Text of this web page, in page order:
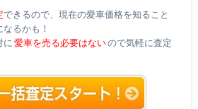
できるので、現在の愛車価格を知ること
るかも！
に愛車を売る必要はないので気軽に査定